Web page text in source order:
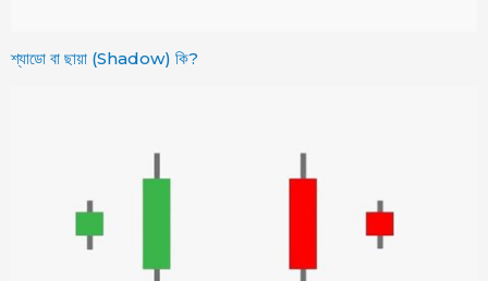
শ্যাডো বা ছায়া (Shadow) কি?